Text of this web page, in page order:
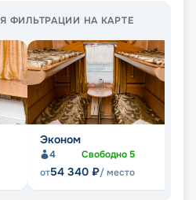
ФИЛЬТРАЦИИ НА КАРТЕ
Эконом
4 Свободно5
от54 340 ₽/ место